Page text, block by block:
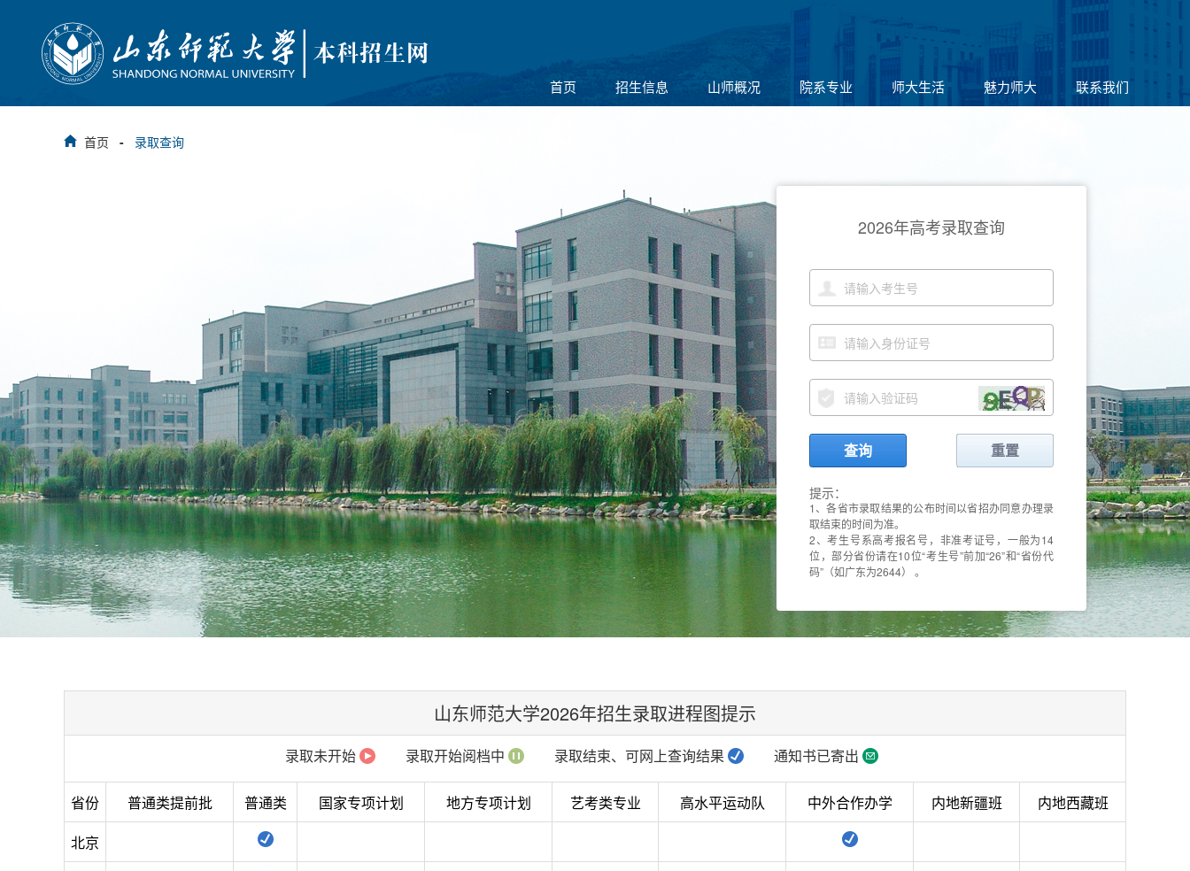
首页 招生信息 山师概况 院系专业 师大生活 魅力师大 联系我们
首页 - 录取查询
2026年高考录取查询
查询 重置
提示：
1、各省市录取结果的公布时间以省招办同意办理录
取结束的时间为准。
2、考生号系高考报名号，非准考证号，一般为14
位，部分省份请在10位“考生号”前加“26”和“省份代
码”（如广东为2644） 。
山东师范大学2026年招生录取进程图提示
录取未开始 录取开始阅档中 录取结束、可网上查询结果 通知书已寄出
省份 普通类提前批 普通类 国家专项计划 地方专项计划 艺考类专业 高水平运动队 中外合作办学 内地新疆班
内地西藏班
北京